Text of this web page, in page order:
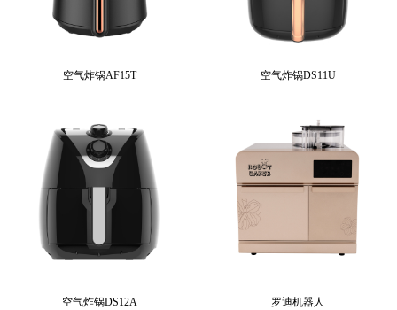
空气炸锅AF15T 空气炸锅DS11U
空气炸锅DS12A 罗迪机器人